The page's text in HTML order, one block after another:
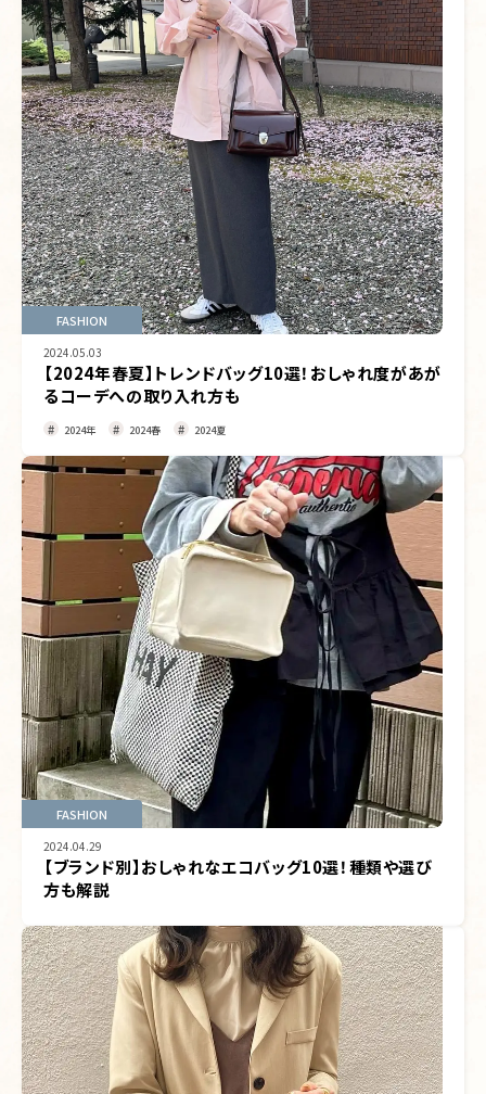
FASHION
2024.05.03
【2024年春夏】トレンドバッグ10選！おしゃれ度があが
るコーデへの取り入れ方も
2024年 2024春 2024夏
FASHION
2024.04.29
【ブランド別】おしゃれなエコバッグ10選！種類や選び
方も解説